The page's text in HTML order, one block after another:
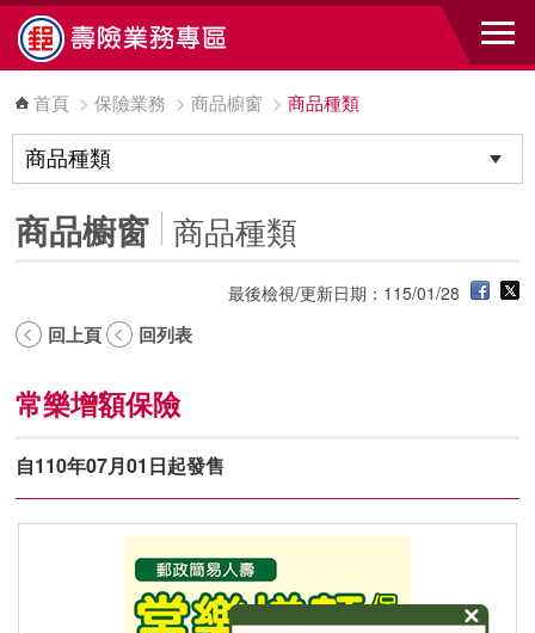
跳到主要內容區塊
首頁 >保險業務 >商品櫥窗 >商品種類
商品櫥窗 商品種類
最後檢視/更新日期：115/01/28
回上頁 回列表
常樂增額保險
自110年07月01日起發售